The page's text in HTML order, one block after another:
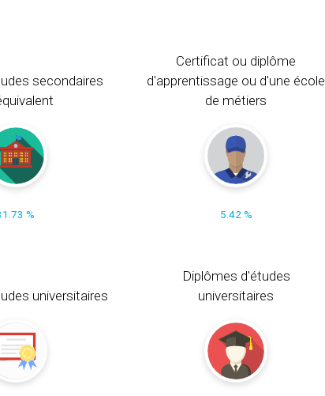
secondaires
%
Certificat ou diplôme
d'apprentissage ou d'une école
de métiers
5.42 %
universitaires
Diplômes d'études
universitaires